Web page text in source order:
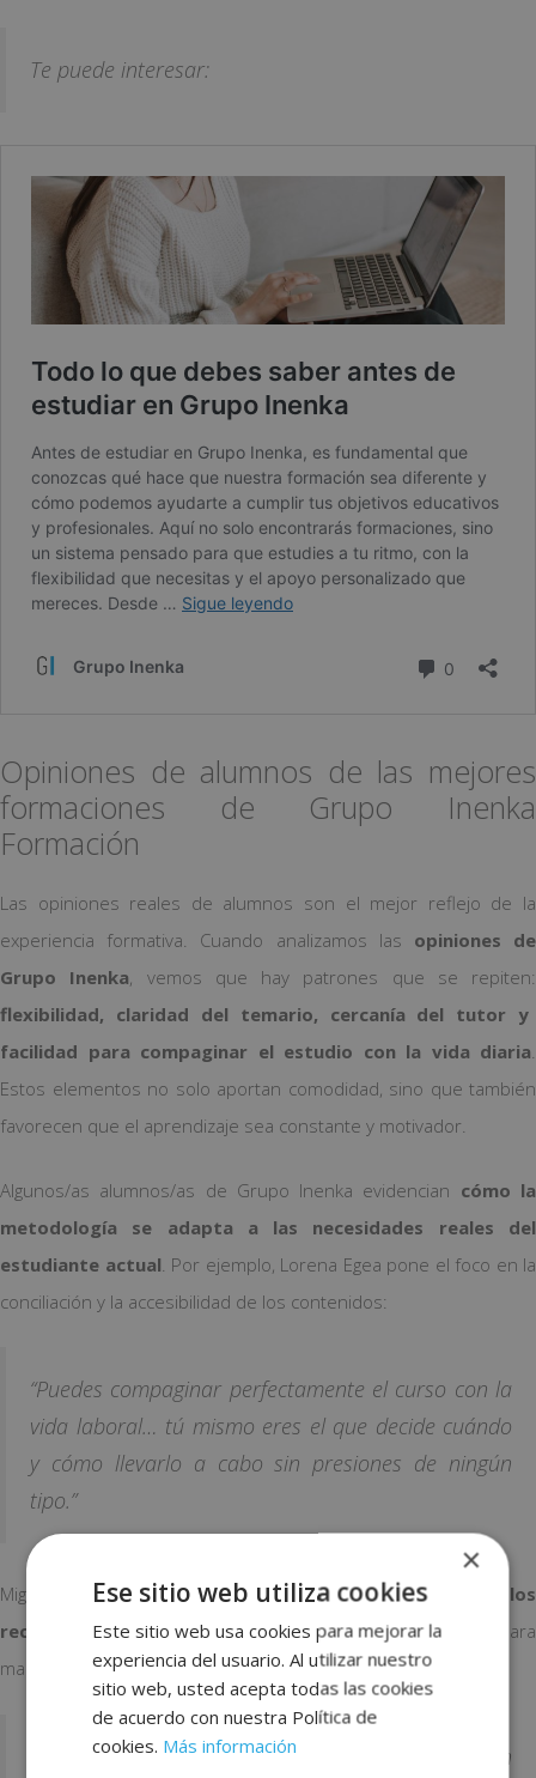
Te puede interesar:
Opiniones de alumnos de las mejores
formaciones de Grupo Inenka
Formación
Las opiniones reales de alumnos son el mejor reflejo de la
experiencia formativa. Cuando analizamos las opiniones de
Grupo Inenka, vemos que hay patrones que se repiten:
flexibilidad, claridad del temario, cercanía del tutor y
facilidad para compaginar el estudio con la vida diaria.
Estos elementos no solo aportan comodidad, sino que también
favorecen que el aprendizaje sea constante y motivador.
Algunos/as alumnos/as de Grupo Inenka evidencian cómo la
metodología se adapta a las necesidades reales del
estudiante actual . Por ejemplo, Lorena Egea pone el foco en la
conciliación y la accesibilidad de los contenidos:
“Puedes compaginar perfectamente el curso con la
vida laboral… tú mismo eres el que decide cuándo
y cómo llevarlo a cabo sin presiones de ningún
tipo.”
Miguel Enrique López, por su parte, subraya lautilidad de los
recursos y el acompañamiento continuo; es un impulso para
mantener la constancia incluso cuando el ritmo baja:
“Destaco la atención de los tutores, quienes han
×
Ese sitio web utiliza cookies
Este sitio web usa cookies para mejorar la
experiencia del usuario. Al utilizar nuestro
sitio web, usted acepta todas las cookies
de acuerdo con nuestra Política de
cookies. Más información